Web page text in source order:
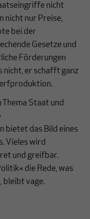
nicht
nicht nur Preise,
bei der
Gesetze und
Förderungen
nicht, er schafft ganz
Thema Staat und
bietet das Bild eines
Vieles wird
und greifbar.
die Rede, was
bleibt vage.